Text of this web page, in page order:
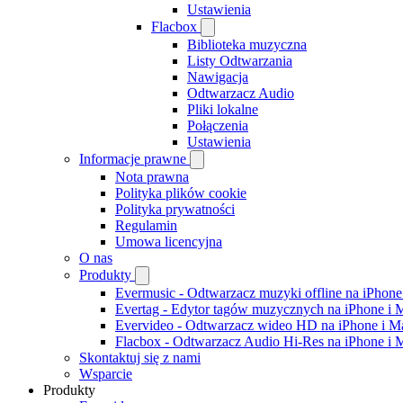
Ustawienia
Flacbox
Biblioteka muzyczna
Listy Odtwarzania
Nawigacja
Odtwarzacz Audio
Pliki lokalne
Połączenia
Ustawienia
Informacje prawne
Nota prawna
Polityka plików cookie
Polityka prywatności
Regulamin
Umowa licencyjna
O nas
Produkty
Evermusic - Odtwarzacz muzyki offline na
Evertag - Edytor tagów muzycznych na iPhone i
Evervideo - Odtwarzacz wideo HD na iPhone i
Flacbox - Odtwarzacz Audio Hi-Res na iPhone i
Skontaktuj się z nami
Wsparcie
Produkty